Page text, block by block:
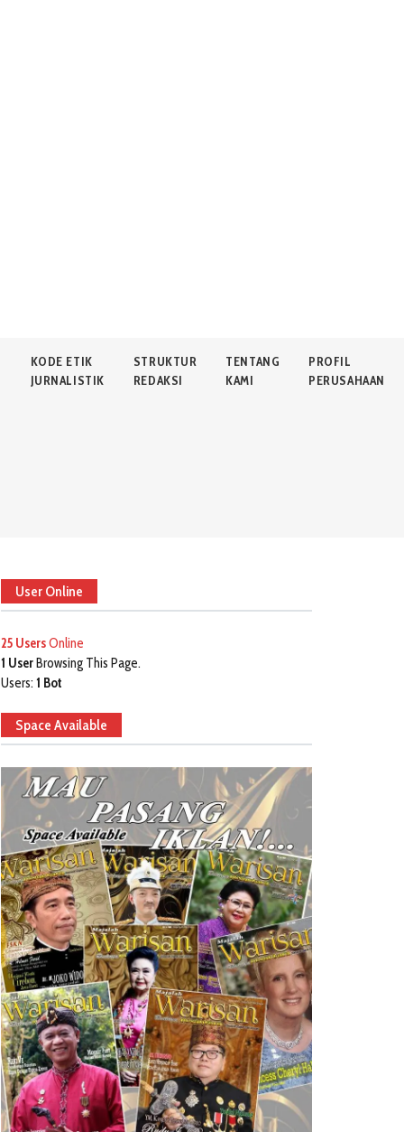
KODE ETIK
JURNALISTIK
STRUKTUR
REDAKSI
TENTANG
KAMI
PROFIL
PERUSAHAAN
User Online
25 UsersOnline
1 UserBrowsing This Page.
Users: 1 Bot
Space Available